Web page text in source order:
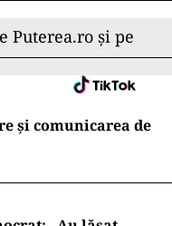
Agricultură (APIA),
şi Dezvoltării
către fermieri
Ionuţ Lupu, în
a blocajului din
şi deblocarea
în instituţie. Le-